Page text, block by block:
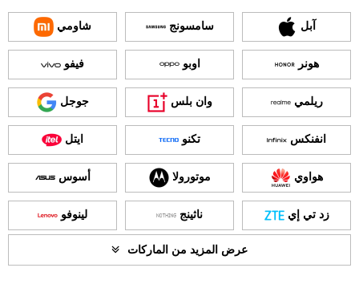
آبل سامسونج شاومي
هونر اوبو فيفو
ريلمي وان بلس جوجل
انفنكس تكنو ايتل
هواوي موتورولا أسوس
زد تي إي ناثينج لينوفو
عرض المزيد من الماركات